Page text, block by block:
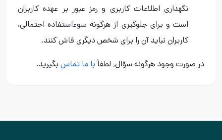
نگهداری اطلاعات کاربری و رمز عبور بر عهده کاربران
است و برای جلوگیری از هرگونه سوءاستفاده احتمالی،
کاربران نباید آن را برای شخص دیگری فاش کنند.
در صورت وجود هرگونه سؤال٬ لطفاً با ما تماسبگیرید.